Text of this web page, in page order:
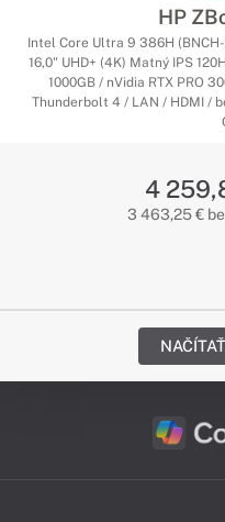
HP
Intel Core Ultra 9 386H
16,0" UHD+ (4K) Matný IPS
1000GB / nVidia RTX PRO
Thunderbolt 4 / LAN / HDMI /
4
3 463,25 €